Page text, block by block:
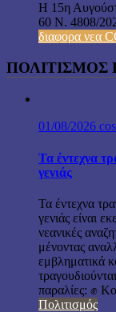
Η 15η
60 Ν. 4808/
διαφορα νεα
ΠΟΛΙΤΙΣΜΟΣ
01/08/2026
Τα έντεχνα
γενιάς
Τα έντεχνα
γενιάς είναι
νεανικές
μένοντας
εμβληματικά
παραλίες: ✊
Πολιτισμός